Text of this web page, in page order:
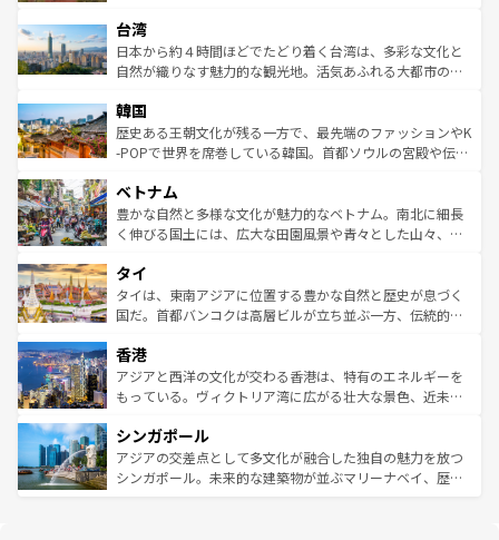
ならではの贅沢な旅のスタイルだ。 なお、新着のアメリカ
情報はコンテンツ一覧を参照してほしい。
れるおもてなしの心で訪れる人々を迎えてくれるハワイの
人々、おいしいローカルフードやハワイアンミュージッ
ク、伝統的なフラダンスなど、すべてがハワイの魅力を彩
ワイを、存分に味わってほしい。 なお、新着のハワイ情報
はコンテンツ一覧を参照してほしい。
リアリーフや大陸中央部にそびえるウルル（エアーズロッ
ク）、タスマニアの美しい原生林やケアンズの熱帯雨林な
ど、見どころがたくさん。また、カフェやワイン、オージ
いる。アクティビティも充実しており、サーフィンやダイ
ビング、ハイキングなど、アウトドア好きにはたまらな
い。オーストラリアの多彩な魅力を存分に味わいつくそ
参照してほしい。
台湾
日本から約４時間ほどでたどり着く台湾は、多彩な文化と
自然が織りなす魅力的な観光地。活気あふれる大都市の台
ン）、静ひつな山岳地帯である台湾東部など、都市の喧騒
と山間の静けさが共存しており、訪れる人に新しい発見と
驚きをもたらしてくれる。また、奥深い台湾の食文化も魅
容にもいいと評判のスイーツなど、バラエティ豊かな料理
が味わえる。 なお、新着の台湾情報は コンテンツ一覧を参
照してほしい。
韓国
歴史ある王朝文化が残る一方で、最先端のファッションやK
-POPで世界を席巻している韓国。首都ソウルの宮殿や伝統
き、地方に足を延ばせば四季折々の自然美を楽しむことが
できる。そして、キムチや焼肉、絶品のストリートフード
まで、さまざまな韓国料理が待っている。夜には、韓国な
リティに包まれながら、韓国の多彩な魅力を心ゆくまで味
わってみてほしい。 なお、新着の韓国情報はコンテンツ一
覧を参照してほしい。
ベトナム
豊かな自然と多様な文化が魅力的なベトナム。南北に細長
く伸びる国土には、広大な田園風景や青々とした山々、世
急速な発展と共に伝統が息づく。ハノイの古い町並みやホ
ーチミン市のフランス統治時代の建物も、独特の雰囲気を
醸し出している。また、バラエティの豊かさとおいしさで
とつ。フォーやバインミー、ベトナムコーヒーなどは、ぜ
ひ現地で味わいたい。どの地域を訪れてもあたたかい人々
が旅行者を迎えてくれるので、きっと忘れられない旅にな
参照してほしい。
タイ
タイは、東南アジアに位置する豊かな自然と歴史が息づく
国だ。首都バンコクは高層ビルが立ち並ぶ一方、伝統的な
の活気が交差している。北部ではチェンマイなどの山岳地
帯で自然と触れ合い、南部ではプーケットやクラビの美し
いビーチでリゾート気分を楽しむことができる。タイ料理
激する。気候は一年中温暖で、どの季節にも異なる楽しみ
が待っている。親しみやすいタイの人々、仏教を中心とし
た文化、そして多様な観光資源が、訪れる旅人を魅了し続
香港
アジアと西洋の文化が交わる香港は、特有のエネルギーを
もっている。ヴィクトリア湾に広がる壮大な景色、近未来
み、どこを訪れても感動するはず。観光スポットが密集し
ており、効率よく見どころを回れるのも魅力。息をのむよ
うな絶景から文化的な体験まで、香港を存分に楽しみ尽く
シンガポール
アジアの交差点として多文化が融合した独自の魅力を放つ
シンガポール。未来的な建築物が並ぶマリーナベイ、歴史